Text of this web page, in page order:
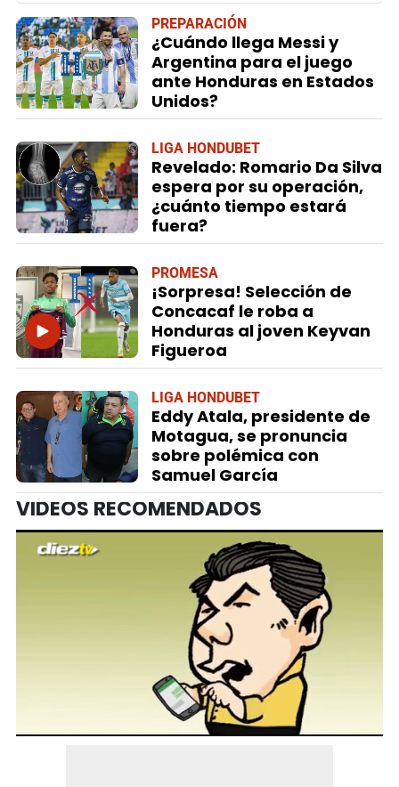
PREPARACIÓN
¿Cuándo llega Messi y
Argentina para el juego
ante Honduras en Estados
Unidos?
LIGA HONDUBET
Revelado: Romario Da Silva
espera por su operación,
¿cuánto tiempo estará
fuera?
PROMESA
¡Sorpresa! Selección de
Concacaf le roba a
Honduras al joven Keyvan
Figueroa
LIGA HONDUBET
Eddy Atala, presidente de
Motagua, se pronuncia
sobre polémica con
Samuel García
VIDEOS RECOMENDADOS